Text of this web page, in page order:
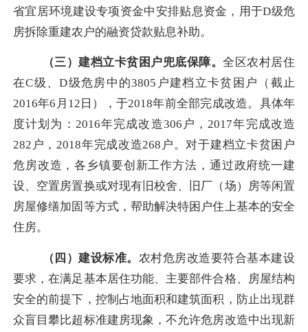
省宜居环境建设专项资金中安排贴息资金，用于D级危
房拆除重建农户的融资贷款贴息补助。
（三）建档立卡贫困户兜底保障。全区农村居住
在C级、D级危房中的3805户建档立卡贫困户（截止
2016年6 月 12 日），于2018年前全部完成改造。具体年
度计划为：2016年完成改造306 户，2017年完成改造
282 户，2018年完成改造268 户。对于建档立卡贫困户
危房改造，各乡镇要创新工作方法，通过政府统一建
设、空置房置换或对现有旧校舍、旧厂（场）房等闲置
房屋修缮加固等方式，帮助解决特困户住上基本的安全
住房。
（四）建设标准。 农村危房改造要符合基本建设
要求，在满足基本居住功能、主要部件合格、房屋结构
安全的前提下，控制占地面积和建筑面积，防止出现群
众盲目攀比超标准建房现象，不允许危房改造中出现新